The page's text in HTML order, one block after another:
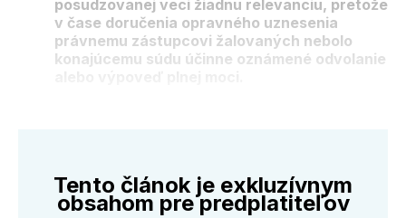
posudzovanej veci žiadnu relevanciu, pretože
v čase doručenia opravného uznesenia
právnemu zástupcovi žalovaných nebolo
konajúcemu súdu účinne oznámené odvolanie
Tento článok je exkluzívnym
obsahom pre predplatiteľov